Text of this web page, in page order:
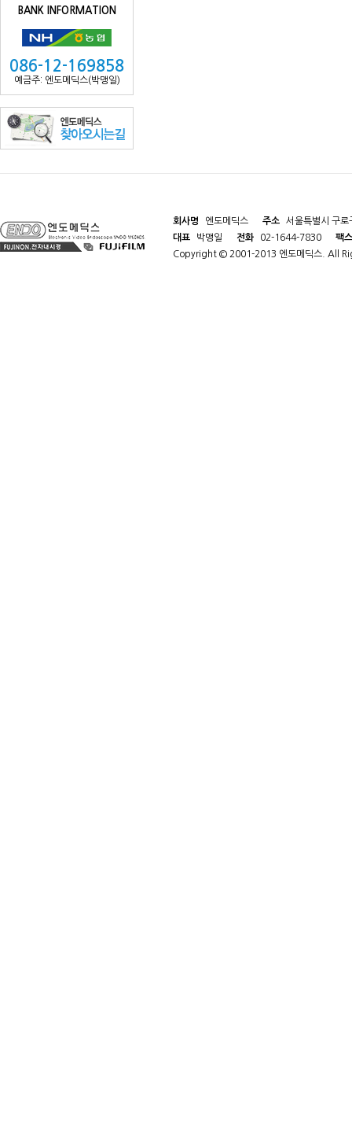
BANK INFORMATION
086-12-169858
예금주: 엔도메딕스(박맹일)
회사명 엔도메딕스 주소
서울특별시 구
대표
박맹일 전화 02-1644-7830
팩스
Copyright © 2001-2013 엔도메딕스. All